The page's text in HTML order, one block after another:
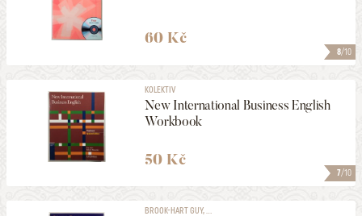
8/10
60 Kč
7/10
KOLEKTIV
New International Business English
Workbook
50 Kč
BROOK-HART GUY, ...